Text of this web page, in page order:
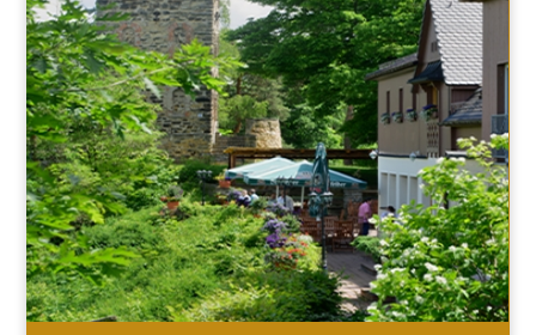
RESTAURANT